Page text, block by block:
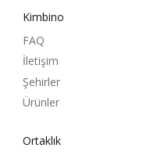
Kimbino
FAQ
İletişim
Şehirler
Ürünler
Ortaklık